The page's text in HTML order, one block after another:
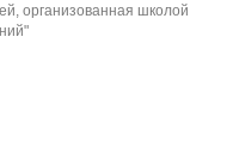
организованная школой